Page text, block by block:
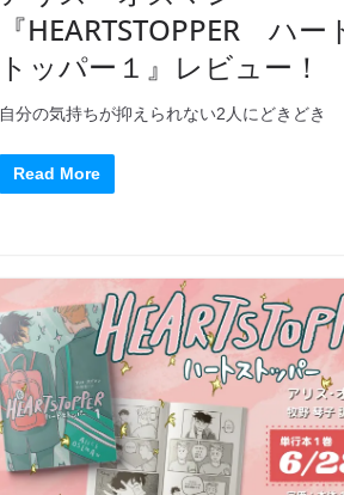
『HEARTSTOPPER ハー
トッパー１』レビュー！
自分の気持ちが抑えられない2人にどきどき
Read More